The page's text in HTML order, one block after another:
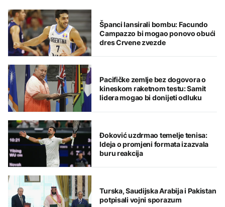
Španci lansirali bombu: Facundo
Campazzo bi mogao ponovo obući
dres Crvene zvezde
Pacifičke zemlje bez dogovora o
kineskom raketnom testu: Samit
lidera mogao bi donijeti odluku
Đoković uzdrmao temelje tenisa:
Ideja o promjeni formata izazvala
buru reakcija
Turska, Saudijska Arabija i Pakistan
potpisali vojni sporazum